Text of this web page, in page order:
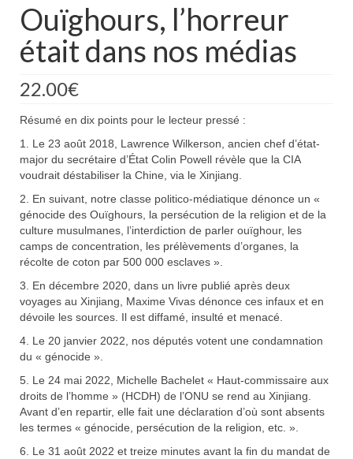
Ouïghours, l’horreur
était dans nos médias
22.00€
Résumé en dix points pour le lecteur pressé :
1. Le 23 août 2018, Lawrence Wilkerson, ancien chef d’état-
major du secrétaire d’État Colin Powell révèle que la CIA
voudrait déstabiliser la Chine, via le Xinjiang.
2. En suivant, notre classe politico-médiatique dénonce un «
génocide des Ouïghours, la persécution de la religion et de la
culture musulmanes, l’interdiction de parler ouïghour, les
camps de concentration, les prélèvements d’organes, la
récolte de coton par 500 000 esclaves ».
3. En décembre 2020, dans un livre publié après deux
voyages au Xinjiang, Maxime Vivas dénonce ces infaux et en
dévoile les sources. Il est diffamé, insulté et menacé.
4. Le 20 janvier 2022, nos députés votent une condamnation
du « génocide ».
5. Le 24 mai 2022, Michelle Bachelet « Haut-commissaire aux
droits de l’homme » (HCDH) de l’ONU se rend au Xinjiang.
Avant d’en repartir, elle fait une déclaration d’où sont absents
les termes « génocide, persécution de la religion, etc. ».
6. Le 31 août 2022 et treize minutes avant la fin du mandat de